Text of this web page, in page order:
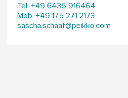
Tel. +49 6436 916464
Mob. +49 175 271 2173
sascha.schaaf@peikko.com